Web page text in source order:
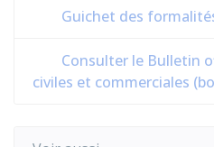
Guichet des
Consulter le Bulletin
civiles et commerciales